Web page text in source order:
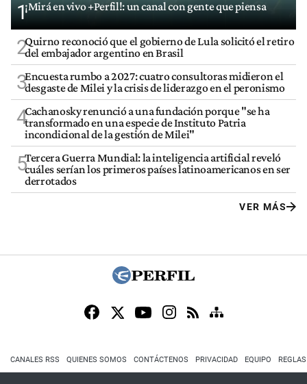
1¡Mirá en vivo +Perfil!: un canal con gente que piensa
2Quirno reconoció que el gobierno de Lula solicitó el retiro
del embajador argentino en Brasil
3Encuesta rumbo a 2027: cuatro consultoras midieron el
desgaste de Milei y la crisis de liderazgo en el peronismo
4Cachanosky renunció a una fundación porque "se ha
transformado en una especie de Instituto Patria
incondicional de la gestión de Milei"
5Tercera Guerra Mundial: la inteligencia artificial reveló
cuáles serían los primeros países latinoamericanos en ser
derrotados
VER MÁS
CANALES RSS QUIENES SOMOS CONTÁCTENOS PRIVACIDAD EQUIPO